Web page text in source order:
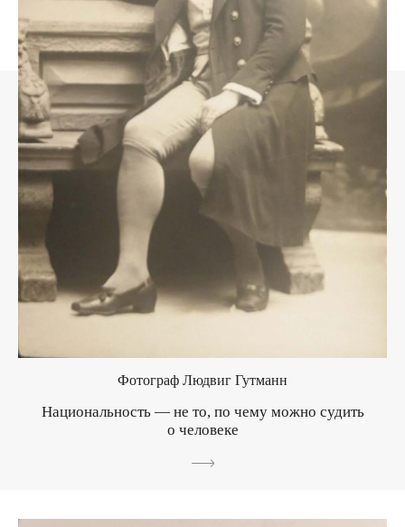
Фотограф Людвиг Гутманн
Национальность — не то, по чему можно судить
о человеке